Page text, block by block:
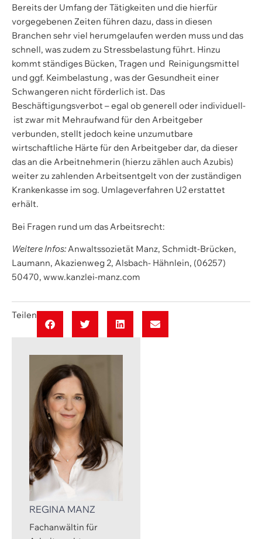
Bereits der Umfang der Tätigkeiten und die hierfür
vorgegebenen Zeiten führen dazu, dass in diesen
Branchen sehr viel herumgelaufen werden muss und das
schnell, was zudem zu Stressbelastung führt. Hinzu
kommt ständiges Bücken, Tragen und Reinigungsmittel
und ggf. Keimbelastung , was der Gesundheit einer
Schwangeren nicht förderlich ist. Das
Beschäftigungsverbot – egal ob generell oder individuell-
ist zwar mit Mehraufwand für den Arbeitgeber
verbunden, stellt jedoch keine unzumutbare
wirtschaftliche Härte für den Arbeitgeber dar, da dieser
das an die Arbeitnehmerin (hierzu zählen auch Azubis)
weiter zu zahlenden Arbeitsentgelt von der zuständigen
Krankenkasse im sog. Umlageverfahren U2 erstattet
erhält.
Bei Fragen rund um das Arbeitsrecht:
Weitere Infos:Anwaltssozietät Manz, Schmidt-Brücken,
Laumann, Akazienweg 2, Alsbach- Hähnlein, (06257)
50470, www.kanzlei-manz.com
Teilen
REGINA MANZ
Fachanwältin für